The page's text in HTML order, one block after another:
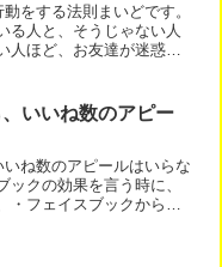
をする法則まいどです。
る人と、そうじゃない人
ほど、お友達が迷惑だ
いいね数のアピー
ね数のアピールはいらな
クの効果を言う時に、
フェイスブックからお